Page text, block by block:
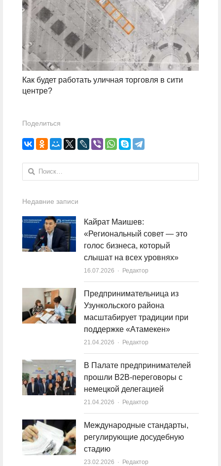
Как будет работать уличная торговля в сити
центре?
Поделиться
Найти:
Недавние записи
Кайрат Маишев:
«Региональный совет — это
голос бизнеса, который
слышат на всех уровнях»
16.07.2026 Author
Редактор
Предпринимательница из
Узункольского района
масштабирует традиции при
поддержке «Атамекен»
21.04.2026 Author
Редактор
В Палате предпринимателей
прошли B2B-переговоры с
немецкой делегацией
21.04.2026 Author
Редактор
Международные стандарты,
регулирующие досудебную
стадию
23.02.2026 Author
Редактор